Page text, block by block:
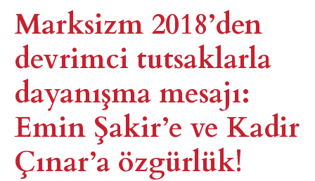
Marksizm 2018’den
devrimci tutsaklarla
dayanışma mesajı:
Emin Şakir’e ve Kadir
Çınar’a özgürlük!